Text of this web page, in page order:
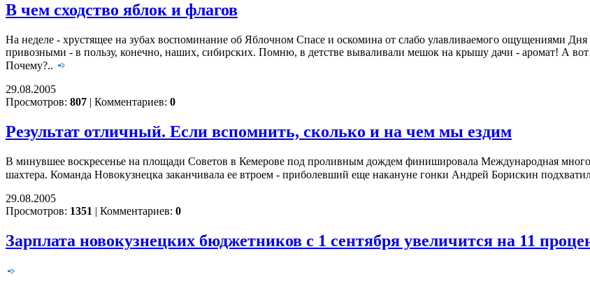
В чем сходство яблок и флагов
На неделе - хрустящее на зубах воспоминание об Яблочном Спасе и оскомина от слабо улавливаемого ощущениями
привозными - в пользу, конечно, наших, сибирских. Помню, в детстве вываливали мешок на крышу дачи - аромат! А вот
Почему?..
29.08.2005
Просмотров: 807 | Комментариев: 0
Результат отличный. Если вспомнить, сколько и на чем мы ездим
В минувшее воскресенье на площади Советов в Кемерове под проливным дождем финишировала Международная
шахтера. Команда Новокузнецка заканчивала ее втроем - приболевший еще накануне гонки Андрей Борискин
29.08.2005
Просмотров: 1351 | Комментариев: 0
Зарплата новокузнецких бюджетников с 1 сентября увеличится на 11